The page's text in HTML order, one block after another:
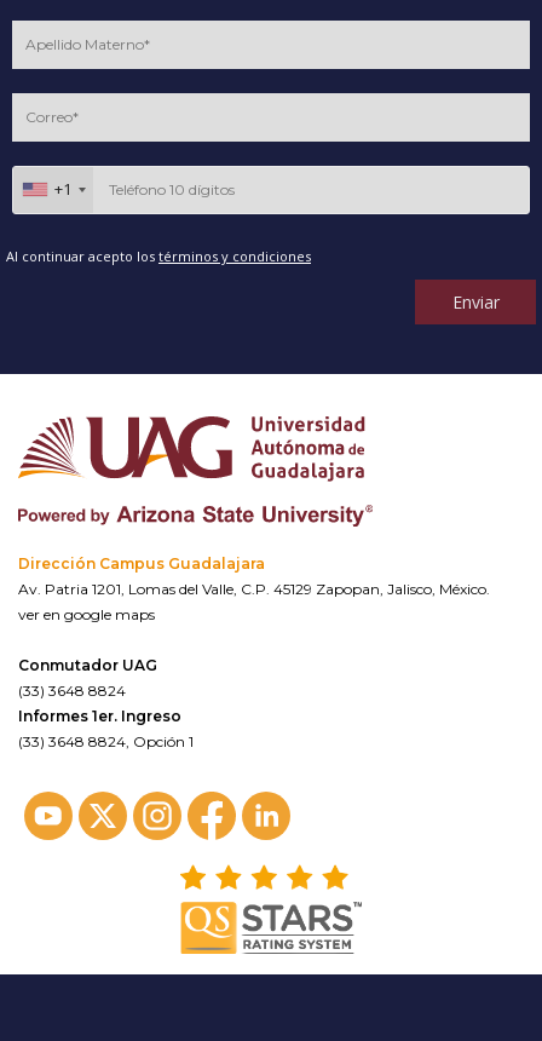
+1
Al continuar acepto los términos y condiciones
Enviar
Dirección Campus Guadalajara
Av. Patria 1201, Lomas del Valle, C.P. 45129 Zapopan, Jalisco, México.
ver en google maps
Conmutador UAG
(33) 3648 8824
Informes 1er. Ingreso
(33) 3648 8824, Opción 1